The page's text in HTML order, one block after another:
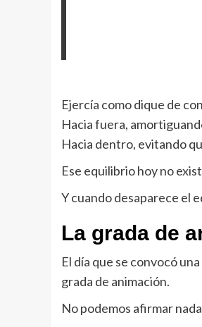
Ejercía como dique de
Hacia fuera,
Hacia dentro, evitando
Ese equilibrio hoy no
Y cuando desaparece el
La grada de
El día que se convocó
grada de animación.
No podemos afirmar